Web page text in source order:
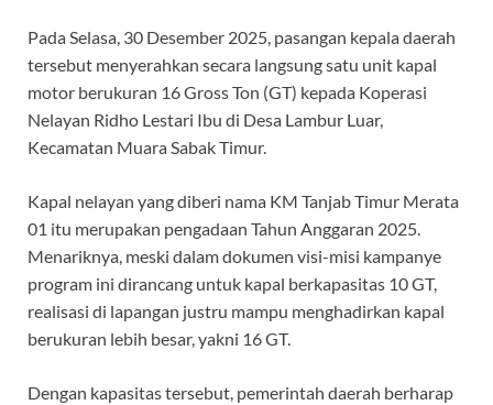
Pada Selasa, 30 Desember 2025, pasangan kepala daerah
tersebut menyerahkan secara langsung satu unit kapal
motor berukuran 16 Gross Ton (GT) kepada Koperasi
Nelayan Ridho Lestari Ibu di Desa Lambur Luar,
Kecamatan Muara Sabak Timur.
Kapal nelayan yang diberi nama KM Tanjab Timur Merata
01 itu merupakan pengadaan Tahun Anggaran 2025.
Menariknya, meski dalam dokumen visi-misi kampanye
program ini dirancang untuk kapal berkapasitas 10 GT,
realisasi di lapangan justru mampu menghadirkan kapal
berukuran lebih besar, yakni 16 GT.
Dengan kapasitas tersebut, pemerintah daerah berharap